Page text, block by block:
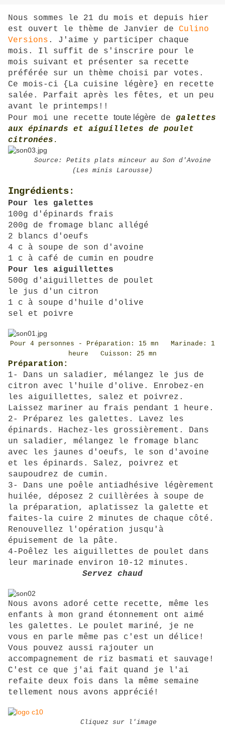
Nous sommes le 21 du mois et depuis hier
est ouvert le thème de Janvier de Culino
Versions . J'aime y participer chaque
mois. Il suffit de s'inscrire pour le
mois suivant et présenter sa recette
préférée sur un thème choisi par votes.
Ce mois-ci {La cuisine légère} en recette
salée. Parfait après les fêtes, et un peu
avant le printemps!!
Pour moi une recette toute légère de galettes
aux épinards et aiguilletes de poulet
citronées .
Source: Petits plats minceur au Son d'Avoine
(Les minis Larousse)
Ingrédients:
Pour les galettes
100g d'épinards frais
200g de fromage blanc allégé
2 blancs d'oeufs
4 c à soupe de son d'avoine
1 c à café de cumin en poudre
Pour les aiguillettes
500g d'aiguillettes de poulet
le jus d'un citron
1 c à soupe d'huile d'olive
sel et poivre
Pour 4 personnes - Préparation: 15 mn Marinade: 1
heure Cuisson: 25 mn
Préparation:
1- Dans un saladier, mélangez le jus de
citron avec l'huile d'olive. Enrobez-en
les aiguillettes, salez et poivrez.
Laissez mariner au frais pendant 1 heure.
2- Préparez les galettes. Lavez les
épinards. Hachez-les grossièrement. Dans
un saladier, mélangez le fromage blanc
avec les jaunes d'oeufs, le son d'avoine
et les épinards. Salez, poivrez et
saupoudrez de cumin.
3- Dans une poêle antiadhésive légèrement
huilée, déposez 2 cuillèrées à soupe de
la préparation, aplatissez la galette et
faites-la cuire 2 minutes de chaque côté.
Renouvellez l'opération jusqu'à
épuisement de la pâte.
4-Poêlez les aiguillettes de poulet dans
leur marinade environ 10-12 minutes.
Servez chaud
Nous avons adoré cette recette, même les
enfants à mon grand étonnement ont aimé
les galettes. Le poulet mariné, je ne
vous en parle même pas c'est un délice!
Vous pouvez aussi rajouter un
accompagnement de riz basmati et sauvage!
C'est ce que j'ai fait quand je l'ai
refaite deux fois dans la même semaine
tellement nous avons apprécié!
Cliquez sur l'image